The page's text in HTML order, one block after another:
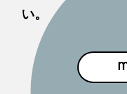
い。